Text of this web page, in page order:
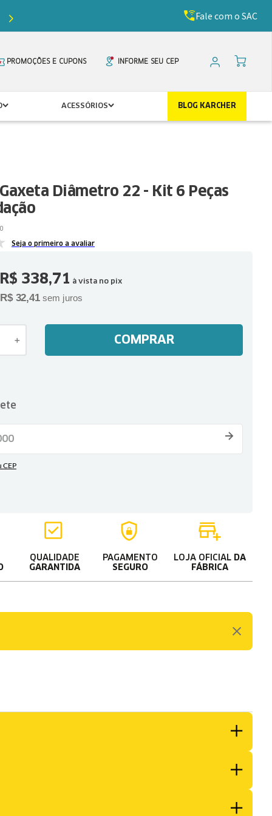
de desconto com o cupomFale com o SAC
PROMOÇÕES E CUPONS INFORME SEU CEP
ACESSÓRIOS BLOG KARCHER
Diâmetro 22 - Kit 6 Peças
Seja o primeiro a avaliar
338,71 à vista no pix
R$ 32,41 sem juros
＋ COMPRAR
QUALIDADE
GARANTIDA
PAGAMENTO
SEGURO
LOJA OFICIAL DA
FÁBRICA